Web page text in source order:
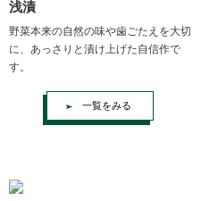
浅漬
野菜本来の自然の味や歯ごたえを大切
に、あっさりと漬け上げた自信作で
す。
一覧をみる